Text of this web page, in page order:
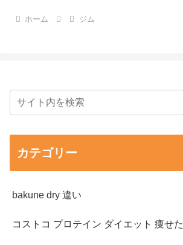
ホーム ジム
カテゴリー
bakune dry 違い
コストコ プロテイン ダイエット 痩せた